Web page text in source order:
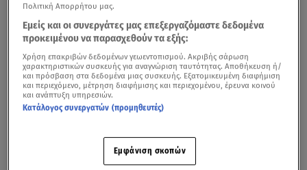
Πολιτική Απορρήτου μας.
Εμείς και οι συνεργάτες μας επεξεργαζόμαστε δεδομένα
προκειμένου να παρασχεθούν τα εξής:
Χρήση επακριβών δεδομένων γεωεντοπισμού. Ακριβής σάρωση
χαρακτηριστικών συσκευής για αναγνώριση ταυτότητας. Αποθήκευση ή/
και πρόσβαση στα δεδομένα μιας συσκευής. Εξατομικευμένη διαφήμιση
και περιεχόμενο, μέτρηση διαφήμισης και περιεχομένου, έρευνα κοινού
και ανάπτυξη υπηρεσιών.
Κατάλογος συνεργατών (προμηθευτές)
Εμφάνιση σκοπών